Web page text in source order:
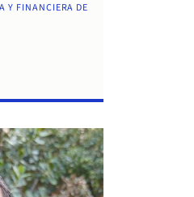
Y FINANCIERA DE